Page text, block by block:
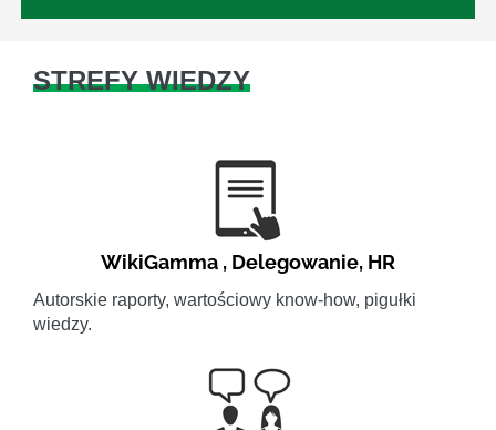
STREFY WIEDZY
WikiGamma , Delegowanie, HR
Autorskie raporty, wartościowy know-how, pigułki
wiedzy.